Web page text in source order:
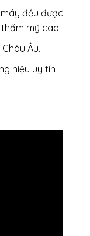
đều được
mỹ cao.
Âu.
hiệu uy tín